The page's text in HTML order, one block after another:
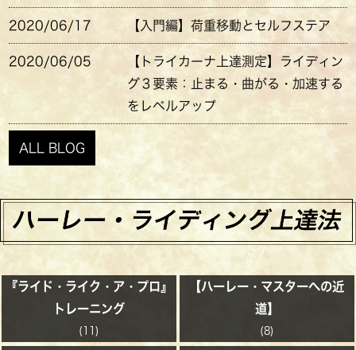
2020/06/17 【入門編】荷重移動とセルフステア
2020/06/05
【トライカーナ上達測定】ライディン
グ３要素：止まる・曲がる・加速する
をレベルアップ
ALL BLOG
『ライド・ライク・ア・プロ』
トレーニング
(11)
【ハーレー・マスターへの近
道】
(8)